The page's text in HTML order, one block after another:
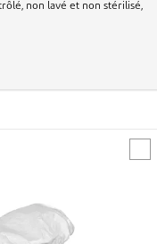
non lavé et non stérilisé,